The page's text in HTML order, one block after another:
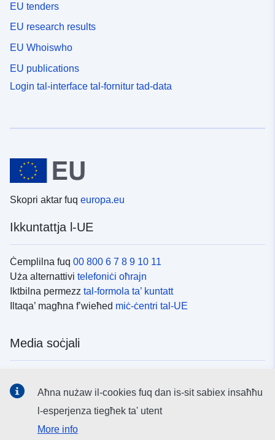
EU tenders
EU research results
EU Whoiswho
EU publications
Login tal-interface tal-fornitur tad-data
Skopri aktar fuq europa.eu
Ikkuntattja l-UE
Ċemplilna fuq 00 800 6 7 8 9 10 11
Uża alternattivi telefoniċi oħrajn
Iktbilna permezz tal-formola ta’ kuntatt
Iltaqa’ magħna f’wieħed miċ-ċentri tal-UE
Media soċjali
L-istituzzjonijiet u l-korpi tal-UE
Aħna nużaw il-cookies fuq dan is-sit sabiex insaħħu
l-esperjenza tiegħek ta' utent
More info